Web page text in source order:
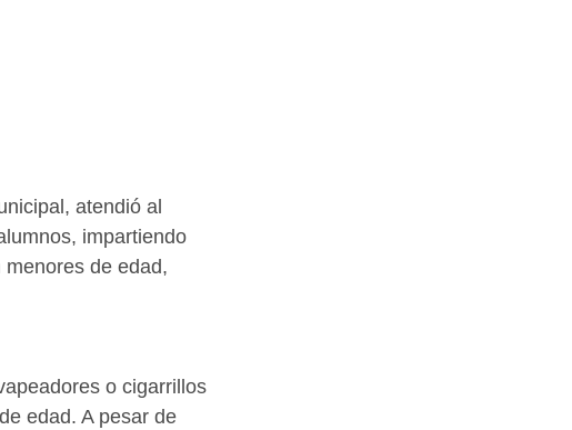
atendió al
impartiendo
de edad,
o cigarrillos
edad. A pesar de